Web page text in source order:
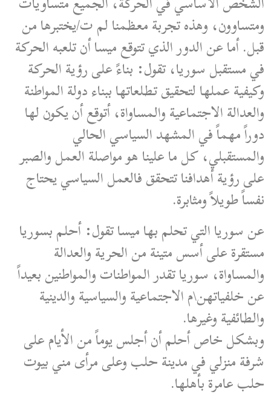
ومتساوون، وهذه تجربة معظمنا لم ت/يختبرها من
قبل. أما عن الدور الذي تتوقع ميسا أن تلعبه الحركة
في مستقبل سوريا، تقول: بناءً على رؤية الحركة
وكيفية عملها لتحقيق تطلعاتها ببناء دولة المواطنة
والعدالة الاجتماعية والمساواة، أتوقع أن يكون لها
دوراً مهماً في المشهد السياسي الحالي
والمستقبلي، كل ما علينا هو مواصلة العمل والصبر
على رؤية أهدافنا تتحقق فالعمل السياسي يحتاج
نفساً طويلاً ومثابرة.
عن سوريا التي تحلم بها ميسا تقول: أحلم بسوريا
مستقرة على أسس متينة من الحرية والعدالة
والمساواة، سوريا تقدر المواطنات والمواطنين بعيداً
عن خلفياتهن\م الاجتماعية والسياسية والدينية
والطائفية وغيرها.
وبشكل خاص أحلم أن أجلس يوماً من الأيام على
شرفة منزلي في مدينة حلب وعلى مرأى مني بيوت
حلب عامرة بأهلها.